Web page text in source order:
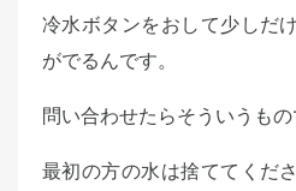
冷水ボタンをおして少しだ
がでるんです。
問い合わせたらそういうもの
最初の方の水は捨ててくだ